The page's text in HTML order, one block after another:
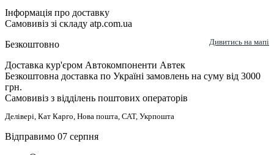
Інформація про доставку
Самовивіз зі складу atp.com.ua
Безкоштовно
Дивитись на мапі
Доставка кур'єром Автокомпоненти Автек
Безкоштовна доставка по Україні замовлень на суму від 3000
грн.
Самовивіз з відділень поштових операторів
Делівері, Кат Карго, Нова пошта, САТ, Укрпошта
Відправимо 07 серпня